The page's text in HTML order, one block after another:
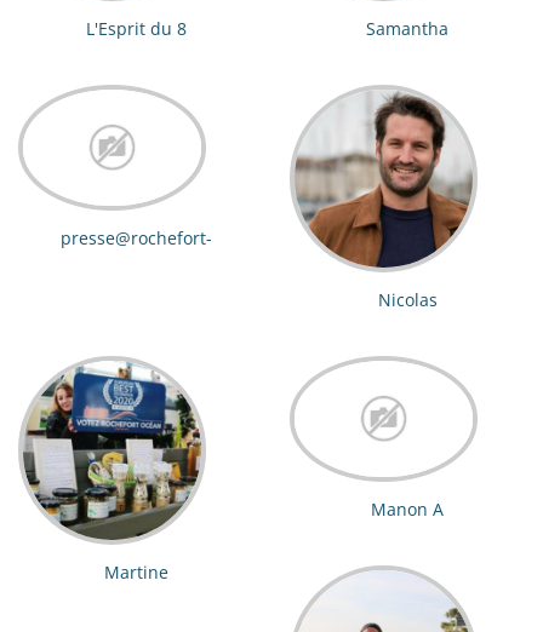
L'Esprit du 8 Samantha
presse@rochefort-
Nicolas
Martine
Manon A